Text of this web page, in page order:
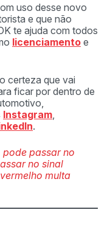
uso desse novo
e que não
te ajuda com todos
licenciamento e
certeza que vai
ficar por dentro de
Instagram
.
passar no
no sinal
multa